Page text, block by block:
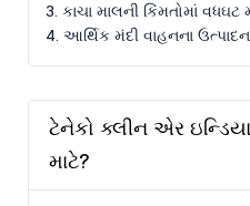
3. કાચા માલની કિંમતોમાં
4. આર્થિક મંદી વાહનના
ટેનેકો ક્લીન એર
માટે?